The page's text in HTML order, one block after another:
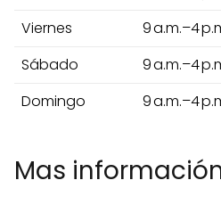
Viernes
9 a.m.–4
Sábado
9 a.m.–4
Domingo
9 a.m.–4
Mas